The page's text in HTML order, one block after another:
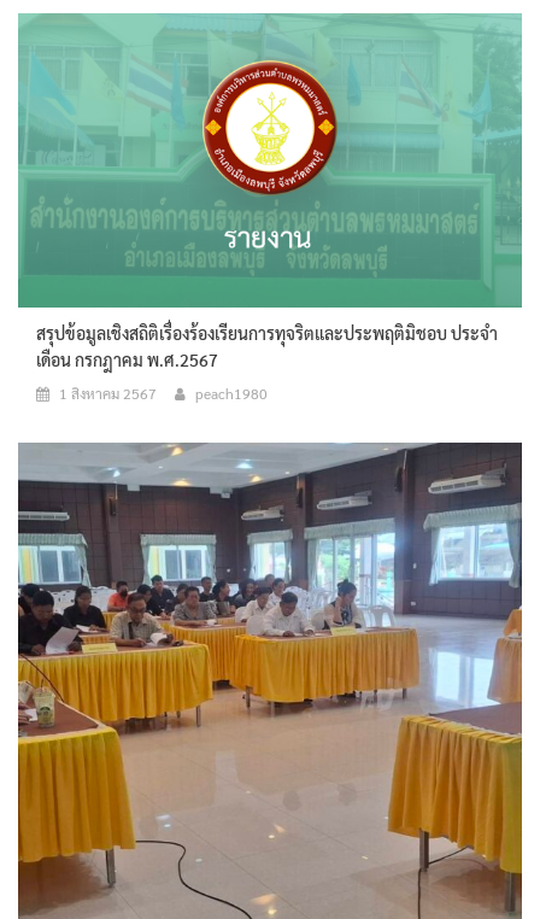
สรุปข้อมูลเชิงสถิติเรื่องร้องเรียนการทุจริตและประพฤติมิชอบ ประจำ
เดือน กรกฎาคม พ.ศ.2567
1 สิงหาคม 2567 peach1980